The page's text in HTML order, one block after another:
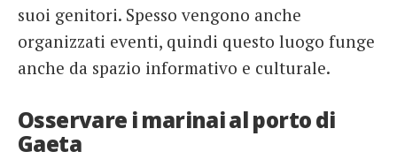
suoi genitori. Spesso vengono anche
organizzati eventi, quindi questo luogo funge
anche da spazio informativo e culturale.
Osservare i marinai al porto di
Gaeta